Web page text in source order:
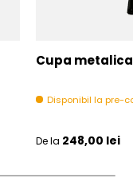
Cupa
Disponibil la pre-
Pret initial
De la 248,00 lei